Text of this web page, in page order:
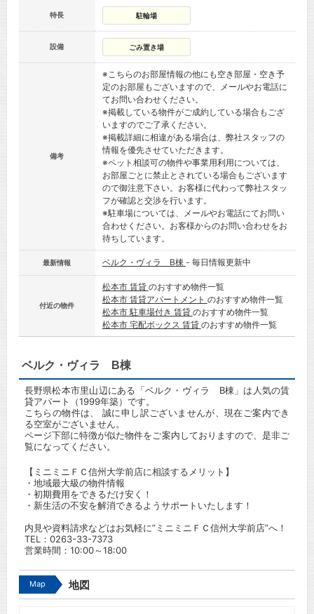
特長 駐輪場
設備 ごみ置き場
備考
※こちらのお部屋情報の他にも空き部屋・空き予
定のお部屋もございますので、メールやお電話に
てお問い合わせください。
※掲載している物件がご成約している場合もござ
いますのでご了承ください。
※掲載詳細に相違がある場合は、弊社スタッフの
情報を優先させていただきます。
※ペット相談可の物件や事業用利用については、
お部屋ごとに禁止とされている場合もございます
ので御注意下さい。お客様に代わって弊社スタッ
フが確認と交渉を行います。
※駐車場については、メールやお電話にてお問い
合わせください。お客様からのお問い合わせをお
待ちしています。
最新情報 ベルク・ヴィラ B棟 - 毎日情報更新中
付近の物件
松本市 賃貸 のおすすめ物件一覧
松本市 賃貸アパートメント のおすすめ物件一覧
松本市 駐車場付き 賃貸 のおすすめ物件一覧
松本市 宅配ボックス 賃貸 のおすすめ物件一覧
ベルク・ヴィラ B棟
長野県松本市里山辺にある「ベルク・ヴィラ B棟」は人気の賃
貸アパート（1999年築）です。
こちらの物件は、 誠に申し訳ございませんが、現在ご案内でき
る空室がございません。
ページ下部に特徴が似た物件をご案内しておりますので、是非ご
覧になってください。
【ミニミニＦＣ信州大学前店に相談するメリット】
・地域最大級の物件情報
・初期費用をできるだけ安く！
・新生活の不安を解消できるようサポートいたします！
内見や資料請求などはお気軽に”ミニミニＦＣ信州大学前店”へ！
TEL： 0263-33-7373
営業時間：10:00～18:00
Map 地図